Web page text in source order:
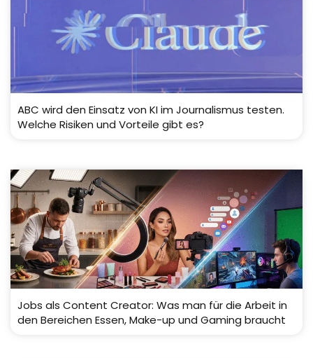
ABC wird den Einsatz von KI im Journalismus testen.
Welche Risiken und Vorteile gibt es?
Jobs als Content Creator: Was man für die Arbeit in
den Bereichen Essen, Make-up und Gaming braucht